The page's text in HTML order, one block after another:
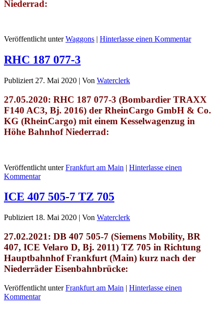
Niederrad:
Veröffentlicht unter Waggons | Hinterlasse einen Kommentar
RHC 187 077-3
Publiziert 27. Mai 2020 | Von Waterclerk
27.05.2020: RHC 187 077-3 (Bombardier TRAXX
F140 AC3, Bj. 2016) der RheinCargo GmbH & Co.
KG (RheinCargo) mit einem Kesselwagenzug in
Höhe Bahnhof Niederrad:
Veröffentlicht unter Frankfurt am Main | Hinterlasse einen
Kommentar
ICE 407 505-7 TZ 705
Publiziert 18. Mai 2020 | Von Waterclerk
27.02.2021: DB 407 505-7 (Siemens Mobility, BR
407, ICE Velaro D, Bj. 2011) TZ 705 in Richtung
Hauptbahnhof Frankfurt (Main) kurz nach der
Niederräder Eisenbahnbrücke:
Veröffentlicht unter Frankfurt am Main | Hinterlasse einen
Kommentar